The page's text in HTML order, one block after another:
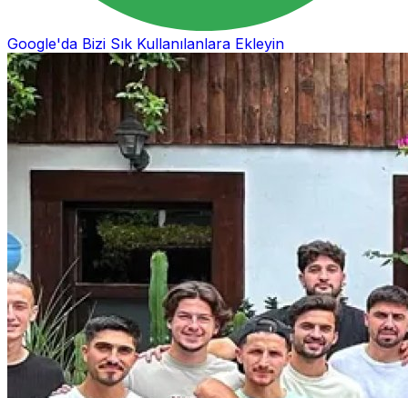
Google'da Bizi Sık Kullanılanlara Ekleyin